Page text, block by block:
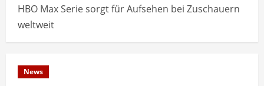
HBO Max Serie sorgt für Aufsehen bei Zuschauern
weltweit
News